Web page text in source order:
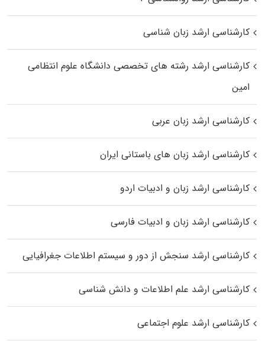
کارشناسی ارشد زبان شناسی
کارشناسی ارشد رﺷﺘﻪ ﻫﺎی تخصصی داﻧﺸﮕﺎه ﻋﻠﻮم انتظامی
اﻣﻴﻦ
کارشناسی ارشد زبان عربی
کارشناسی ارشد زبان‌ های باستانی ایران
کارشناسی ارشد زبان و ادبیات اردو
کارشناسی ارشد زبان و ادبیات فارسی
کارشناسی ارشد سنجش از دور و سیستم اطلاعات جغرافیایی
کارشناسی ارشد علم اطلاعات و دانش شناسی
کارشناسی ارشد علوم اجتماعی